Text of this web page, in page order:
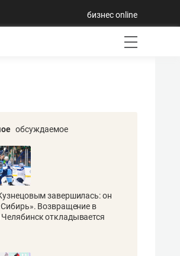
бизнес online
обсуждаемое
завершилась: он
Возвращение в
откладывается